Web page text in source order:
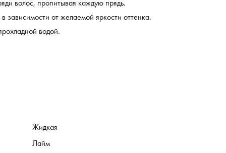
волос, пропитывая каждую прядь.
зависимости от желаемой яркости оттенка.
водой.
Жидкая
Лайм